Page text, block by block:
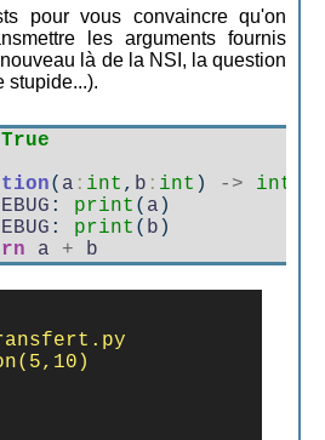
pour vous convaincre qu'on
les arguments fournis
là de la NSI, la question
stupide...).
True
( a : int , b : int ) -> int
: print ( a )
: print ( b )
a + b